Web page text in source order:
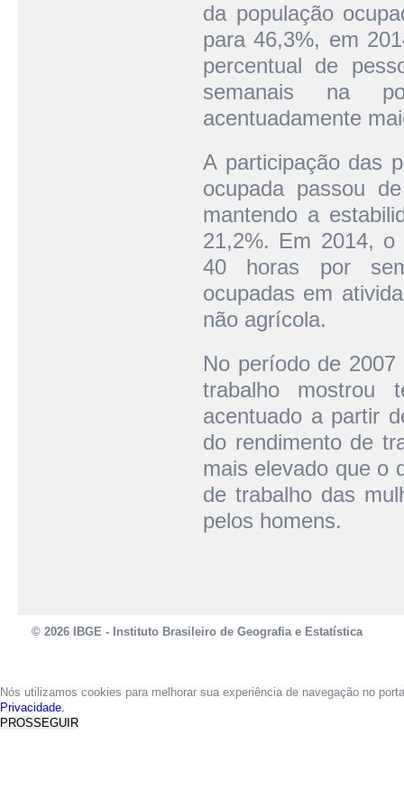
da população
para 46,3%, em
percentual de
semanais na
acentuadamente
A participação das
ocupada passou
mantendo a
21,2%. Em 2014, o
40 horas por
ocupadas em
não agrícola.
No período de
trabalho mostrou
acentuado a partir
do rendimento de
mais elevado que o
de trabalho das
pelos homens.
© 2026 IBGE - Instituto Brasileiro de Geografia e Estatística
Nós utilizamos cookies para melhorar sua experiência de navegação no
Privacidade.
PROSSEGUIR